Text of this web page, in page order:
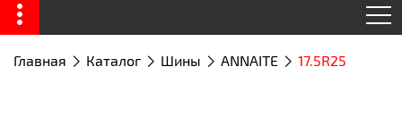
Главная Каталог Шины ANNAITE 17.5R25